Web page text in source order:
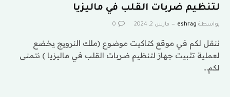
لتنظيم ضربات القلب في ماليزيا
بواسطة eshrag مارس 2, 2024 0
ننقل لكم في موقع كتاكيت موضوع (ملك النرويج يخضع
لعملية تثبيت جهاز لتنظيم ضربات القلب في ماليزيا ) نتمنى
لكم…